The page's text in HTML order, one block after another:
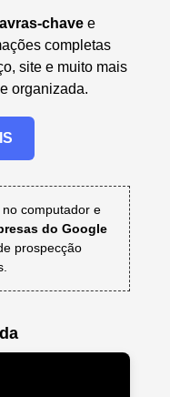
chave e
completas
site e muito mais
organizada.
computador e
do Google
prospecção